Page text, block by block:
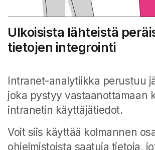
Ulkoisista lähteistä
tietojen integrointi
Intranet-analytiikka perustuu
joka pystyy vastaanottamaan
intranetin käyttäjätiedot.
Voit siis käyttää kolmannen
ohjelmistoista saatuja tietoja,